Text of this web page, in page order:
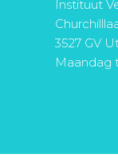
Instituut
3527 GV
Maandag